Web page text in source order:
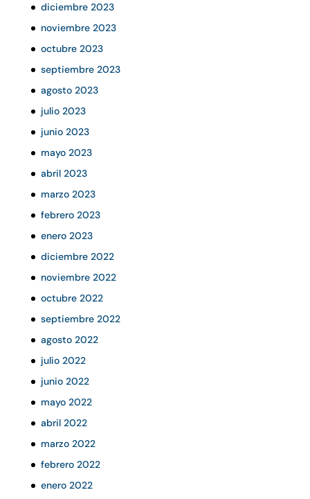
diciembre 2023
noviembre 2023
octubre 2023
septiembre 2023
agosto 2023
julio 2023
junio 2023
mayo 2023
abril 2023
marzo 2023
febrero 2023
enero 2023
diciembre 2022
noviembre 2022
octubre 2022
septiembre 2022
agosto 2022
julio 2022
junio 2022
mayo 2022
abril 2022
marzo 2022
febrero 2022
enero 2022